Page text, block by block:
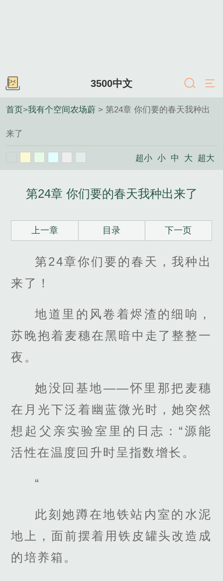
3500中文
首页>我有个空间农场蔚 > 第24章 你们要的春天我种出
来了
超小 小 中 大 超大
第24章 你们要的春天我种出来了
上一章 目录 下一页
第24章你们要的春天，我种出
来了！
地道里的风卷着烬渣的细响，
苏晚抱着麦穗在黑暗中走了整整一
夜。
她没回基地——怀里那把麦穗
在月光下泛着幽蓝微光时，她突然
想起父亲实验室里的日志：“源能
活性在温度回升时呈指数增长。
“
此刻她蹲在地铁站内室的水泥
地上，面前摆着用铁皮罐头改造成
的培养箱。